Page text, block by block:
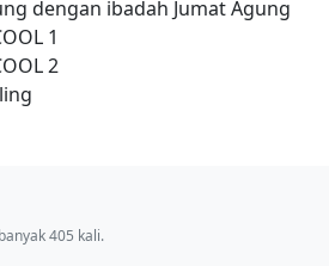
dengan ibadah Jumat Agung
1
2
405 kali.